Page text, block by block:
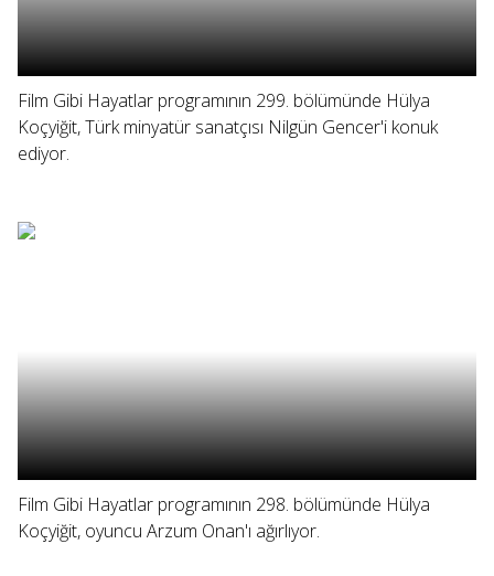
Film Gibi Hayatlar programının 299. bölümünde Hülya
Koçyiğit, Türk minyatür sanatçısı Nilgün Gencer'i konuk
ediyor.
Film Gibi Hayatlar programının 298. bölümünde Hülya
Koçyiğit, oyuncu Arzum Onan'ı ağırlıyor.